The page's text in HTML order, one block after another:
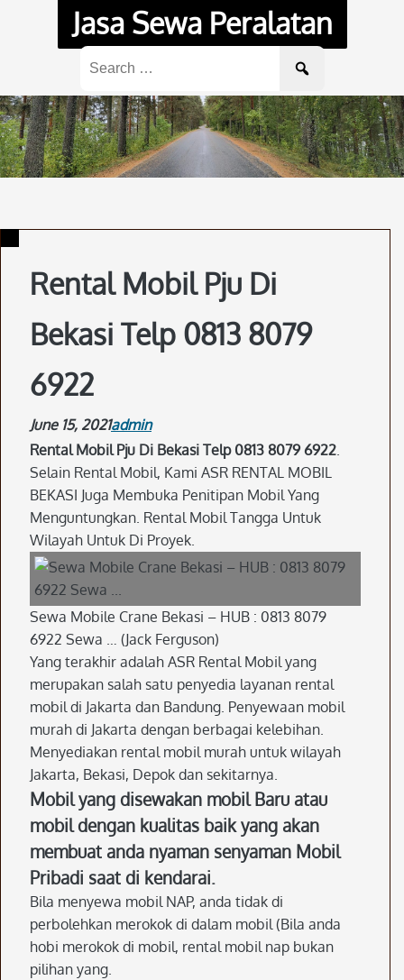
Jasa Sewa Peralatan
for:
Rental Mobil Pju Di
Bekasi Telp 0813 8079
6922
June 15, 2021admin
Rental Mobil Pju Di Bekasi Telp 0813 8079 6922.
Selain Rental Mobil, Kami ASR RENTAL MOBIL
BEKASI Juga Membuka Penitipan Mobil Yang
Menguntungkan. Rental Mobil Tangga Untuk
Wilayah Untuk Di Proyek.
Sewa Mobile Crane Bekasi – HUB : 0813 8079
6922 Sewa … (Jack Ferguson)
Yang terakhir adalah ASR Rental Mobil yang
merupakan salah satu penyedia layanan rental
mobil di Jakarta dan Bandung. Penyewaan mobil
murah di Jakarta dengan berbagai kelebihan.
Menyediakan rental mobil murah untuk wilayah
Jakarta, Bekasi, Depok dan sekitarnya.
Mobil yang disewakan mobil Baru atau
mobil dengan kualitas baik yang akan
membuat anda nyaman senyaman Mobil
Pribadi saat di kendarai.
Bila menyewa mobil NAP, anda tidak di
perbolehkan merokok di dalam mobil (Bila anda
hobi merokok di mobil, rental mobil nap bukan
pilihan yang.